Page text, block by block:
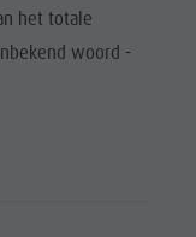
het totale
woord -